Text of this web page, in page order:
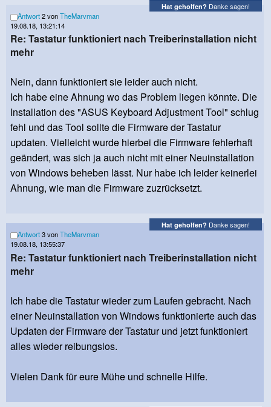
Hat geholfen? Danke sagen!
Antwort2 vonTheMarvman
19.08.18, 13:21:14
Re: Tastatur funktioniert nach Treiberinstallation nicht
mehr
Nein, dann funktioniert sie leider auch nicht.
Ich habe eine Ahnung wo das Problem liegen könnte. Die
Installation des "ASUS Keyboard Adjustment Tool" schlug
fehl und das Tool sollte die Firmware der Tastatur
updaten. Vielleicht wurde hierbei die Firmware fehlerhaft
geändert, was sich ja auch nicht mit einer Neuinstallation
von Windows beheben lässt. Nur habe ich leider keinerlei
Ahnung, wie man die Firmware zuzrücksetzt.
Hat geholfen? Danke sagen!
Antwort3 vonTheMarvman
19.08.18, 13:55:37
Re: Tastatur funktioniert nach Treiberinstallation nicht
mehr
Ich habe die Tastatur wieder zum Laufen gebracht. Nach
einer Neuinstallation von Windows funktionierte auch das
Updaten der Firmware der Tastatur und jetzt funktioniert
alles wieder reibungslos.
Vielen Dank für eure Mühe und schnelle Hilfe.